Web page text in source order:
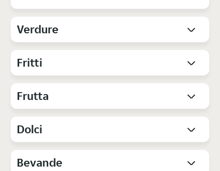
Verdure
Fritti
Frutta
Dolci
Bevande